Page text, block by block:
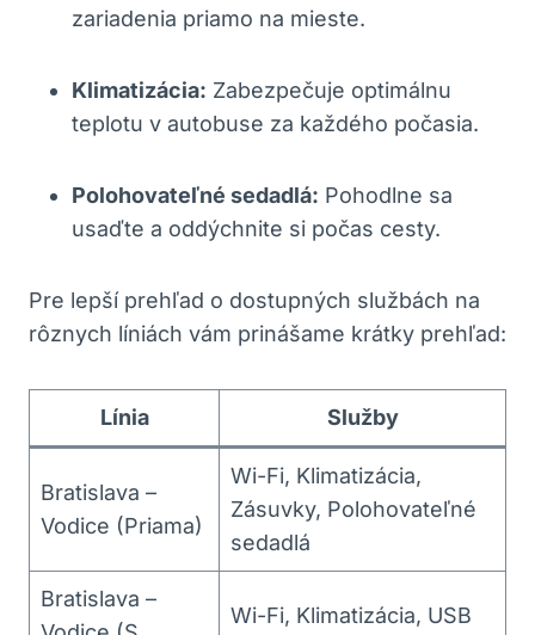
zariadenia priamo na mieste.
Klimatizácia: Zabezpečuje optimálnu
teplotu v autobuse za každého počasia.
Polohovateľné sedadlá: Pohodlne sa
usaďte a oddýchnite si počas cesty.
Pre lepší prehľad o dostupných službách na
rôznych líniách vám prinášame krátky prehľad:
Línia Služby
Bratislava –
Vodice (Priama)
Wi-Fi, Klimatizácia,
Zásuvky, Polohovateľné
sedadlá
Bratislava –
Wi-Fi, Klimatizácia, USB